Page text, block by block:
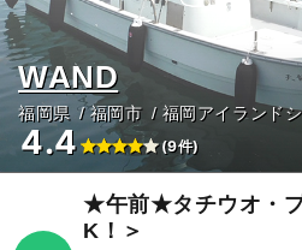
WAND
福岡県 福岡市 福岡アイランド
4.4 (9件)
★午前★タチウオ・
K！＞